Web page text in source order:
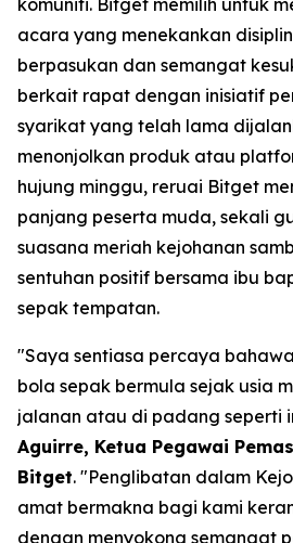
komuniti. Bitget memilih untuk
acara yang menekankan
berpasukan dan semangat
berkait rapat dengan inisiatif
syarikat yang telah lama
menonjolkan produk atau
hujung minggu, reruai Bitget
panjang peserta muda, sekali
suasana meriah kejohanan
sentuhan positif bersama ibu
sepak tempatan.
"Saya sentiasa percaya
bola sepak bermula sejak usia
jalanan atau di padang seperti
Aguirre, Ketua Pegawai
Bitget. "Penglibatan dalam
amat bermakna bagi kami
dengan menyokong semangat